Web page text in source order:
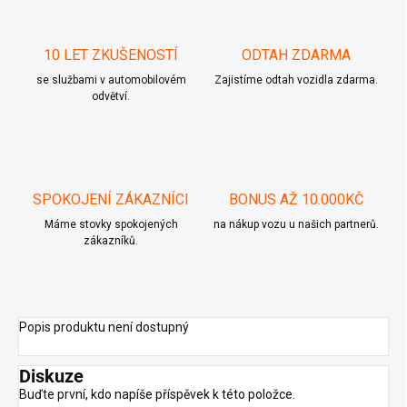
10 LET ZKUŠENOSTÍ
se službami v automobilovém
odvětví.
ODTAH ZDARMA
Zajistíme odtah vozidla zdarma.
SPOKOJENÍ ZÁKAZNÍCI
Máme stovky spokojených
zákazníků.
BONUS AŽ 10.000KČ
na nákup vozu u našich partnerů.
Popis produktu není dostupný
Diskuze
Buďte první, kdo napíše příspěvek k této položce.